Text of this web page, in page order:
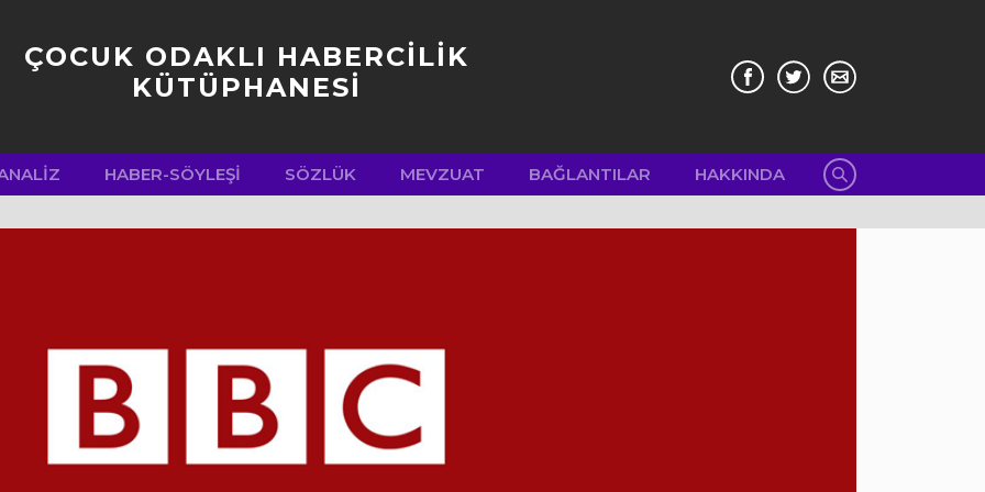
ÇOCUK ODAKLI HABERCİLİK
KÜTÜPHANESİ
HABER-SÖYLEŞI SÖZLÜK MEVZUAT BAĞLANTILAR HAKKINDA